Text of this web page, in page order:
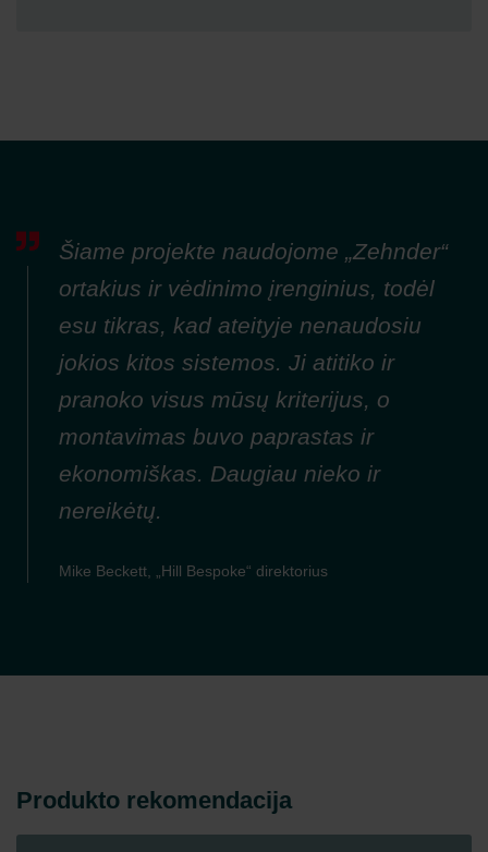
Šiame projekte naudojome „Zehnder“
ortakius ir vėdinimo įrenginius, todėl
esu tikras, kad ateityje nenaudosiu
jokios kitos sistemos. Ji atitiko ir
pranoko visus mūsų kriterijus, o
montavimas buvo paprastas ir
ekonomiškas. Daugiau nieko ir
nereikėtų.
Mike Beckett, „Hill Bespoke“ direktorius
Produkto rekomendacija